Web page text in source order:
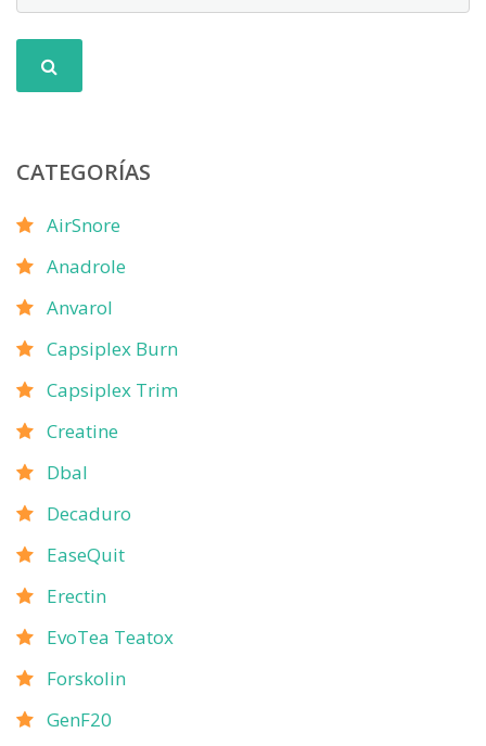
CATEGORÍAS
AirSnore
Anadrole
Anvarol
Capsiplex Burn
Capsiplex Trim
Creatine
Dbal
Decaduro
EaseQuit
Erectin
EvoTea Teatox
Forskolin
GenF20